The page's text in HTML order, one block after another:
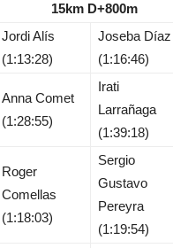
15km D+800m
Jordi Alís
(1:13:28)
Joseba Díaz
(1:16:46)
Anna Comet
(1:28:55)
Irati
Larrañaga
(1:39:18)
Roger
Comellas
(1:18:03)
Sergio
Gustavo
Pereyra
(1:19:54)